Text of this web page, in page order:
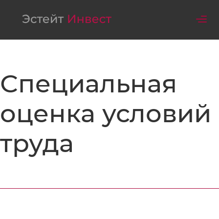
Специальная
оценка условий
труда